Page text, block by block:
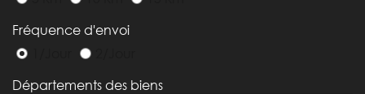
Fréquence d'envoi
Départements des biens